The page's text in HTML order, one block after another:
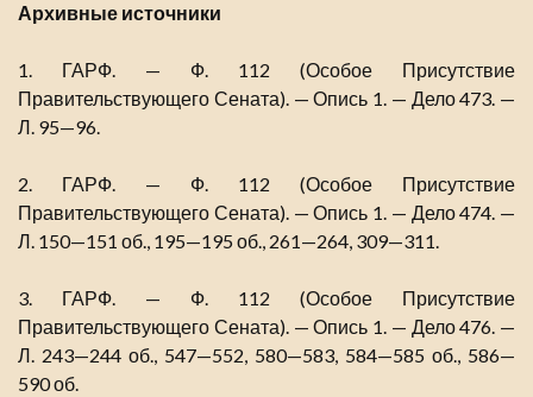
Архивные источники
1. ГАРФ. — Ф. 112 (Особое Присутствие
Правительствующего Сената). — Опись 1. — Дело 473. —
Л. 95—96.
2. ГАРФ. — Ф. 112 (Особое Присутствие
Правительствующего Сената). — Опись 1. — Дело 474. —
Л. 150—151 об., 195—195 об., 261—264, 309—311.
3. ГАРФ. — Ф. 112 (Особое Присутствие
Правительствующего Сената). — Опись 1. — Дело 476. —
Л. 243—244 об., 547—552, 580—583, 584—585 об., 586—
590 об.